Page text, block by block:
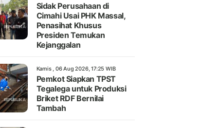
Sidak Perusahaan di
Cimahi Usai PHK Massal,
Penasihat Khusus
Presiden Temukan
Kejanggalan
Kamis , 06 Aug 2026, 17:25 WIB
Pemkot Siapkan TPST
Tegalega untuk Produksi
Briket RDF Bernilai
Tambah